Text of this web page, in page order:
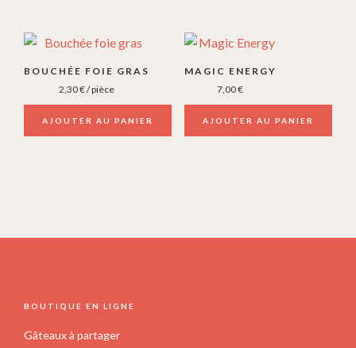
BOUCHÉE FOIE GRAS
2,30€/ pièce
AJOUTER AU PANIER
MAGIC ENERGY
7,00€
AJOUTER AU PANIER
FOOTER
BOUTIQUE EN LIGNE
Gâteaux à partager